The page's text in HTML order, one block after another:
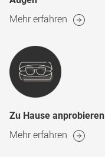
Mehr erfahren
Zu Hause anprobieren
Mehr erfahren